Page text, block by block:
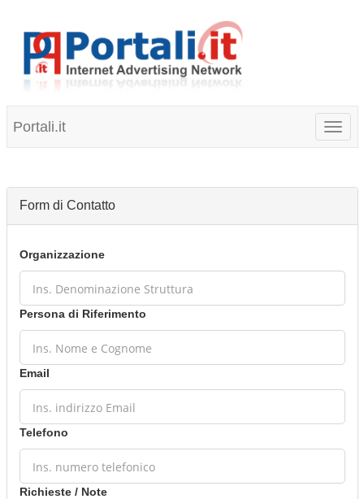
Portali.it
Form di Contatto
Organizzazione
Persona di Riferimento
Email
Telefono
Richieste / Note